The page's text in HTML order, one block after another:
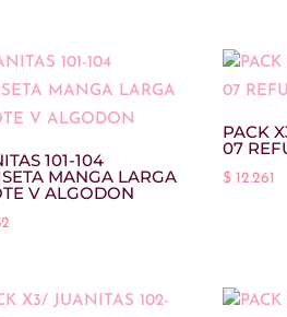
101-104
MANGA LARGA
V ALGODON
PACK
07
$12.261